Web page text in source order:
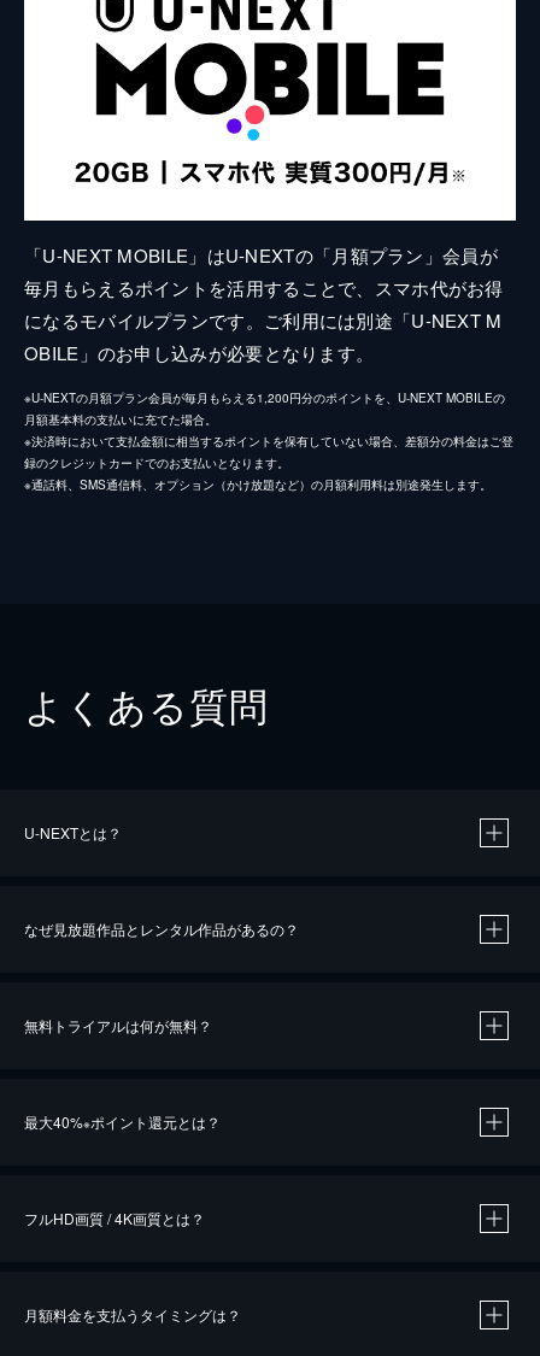
「U-NEXT MOBILE」はU-NEXTの「月額プラン」会員が
毎月もらえるポイントを活用することで、スマホ代がお得
になるモバイルプランです。ご利用には別途「U-NEXT M
OBILE」のお申し込みが必要となります。
※U-NEXTの月額プラン会員が毎月もらえる1,200円分のポイントを、U-NEXT MOBILEの
月額基本料の支払いに充てた場合。
※決済時において支払金額に相当するポイントを保有していない場合、差額分の料金はご登
録のクレジットカードでのお支払いとなります。
※通話料、SMS通信料、オプション（かけ放題など）の月額利用料は別途発生します。
よくある質問
U-NEXTとは？
なぜ見放題作品とレンタル作品があるの？
無料トライアルは何が無料？
最大40%※ポイント還元とは？
※40％ポイント還元の対象は、クレジットカード決済による作品の購入 / レンタルです。
iOSアプリのUコイン決済による作品の購入 / レンタルは、20％のポイント還元です。
フルHD画質 / 4K画質とは？
月額料金を支払うタイミングは？